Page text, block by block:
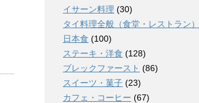
イサーン料理 (30)
タイ料理全般（食堂・レストラン）
日本食 (100)
ステーキ・洋食 (128)
ブレックファースト (86)
スイーツ・菓子 (23)
カフェ・コーヒー (67)